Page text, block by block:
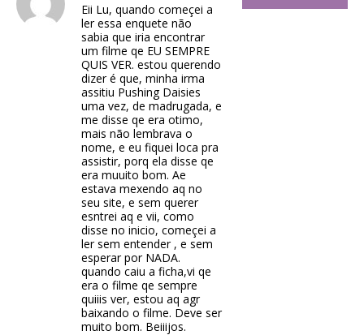
Eii Lu, quando começei a
ler essa enquete não
sabia que iria encontrar
um filme qe EU SEMPRE
QUIS VER. estou querendo
dizer é que, minha irma
assitiu Pushing Daisies
uma vez, de madrugada, e
me disse qe era otimo,
mais não lembrava o
nome, e eu fiquei loca pra
assistir, porq ela disse qe
era muuito bom. Ae
estava mexendo aq no
seu site, e sem querer
esntrei aq e vii, como
disse no inicio, começei a
ler sem entender , e sem
esperar por NADA.
quando caiu a ficha,vi qe
era o filme qe sempre
quiiis ver, estou aq agr
baixando o filme. Deve ser
muito bom. Beiiijos.